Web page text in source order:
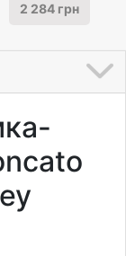
2 284 грн